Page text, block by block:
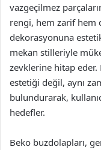
vazgeçilmez
rengi, hem zarif hem
dekorasyonuna
mekan stilleriyle
zevklerine hitap eder.
estetiği değil, aynı
bulundurarak,
hedefler.
Beko buzdolapları,